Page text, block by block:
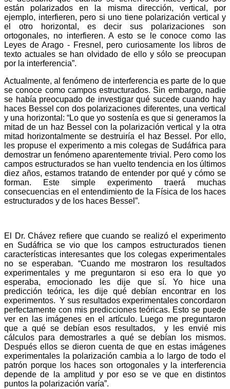
están polarizados en la misma dirección, vertical, por
ejemplo, interfieren, pero si uno tiene polarización vertical y
el otro horizontal, es decir sus polarizaciones son
ortogonales, no interfieren. A esto se le conoce como las
Leyes de Arago - Fresnel, pero curiosamente los libros de
texto actuales se han olvidado de ello y sólo se preocupan
por la interferencia”.
Actualmente, al fenómeno de interferencia es parte de lo que
se conoce como campos estructurados. Sin embargo, nadie
se había preocupado de investigar qué sucede cuando hay
haces Bessel con dos polarizaciones diferentes, una vertical
y una horizontal: “Lo que yo sostenía es que si generamos la
mitad de un haz Bessel con la polarización vertical y la otra
mitad horizontalmente se destruiría el haz Bessel. Por ello,
les propuse el experimento a mis colegas de Sudáfrica para
demostrar un fenómeno aparentemente trivial. Pero como los
campos estructurados se han vuelto tendencia en los últimos
diez años, estamos tratando de entender por qué y cómo se
forman. Este simple experimento traerá muchas
consecuencias en el entendimiento de la Física de los haces
estructurados y de los haces Bessel”.
El Dr. Chávez refiere que cuando se realizó el experimento
en Sudáfrica se vio que los campos estructurados tienen
características interesantes que los colegas experimentales
no se esperaban. “Cuando me mostraron los resultados
experimentales y me preguntaron si eso era lo que yo
esperaba, emocionado les dije que sí. Yo hice una
predicción teórica, les dije qué debían encontrar en los
experimentos. Y sus resultados experimentales concordaron
perfectamente con mis predicciones teóricas. Esto se puede
ver en las imágenes en el artículo. Luego me preguntaron
que a qué se debían esos resultados, y les envié mis
cálculos para demostrarles a qué se debían los mismos.
Después ellos se dieron cuenta de que en estas imágenes
experimentales la polarización cambia a lo largo de todo el
patrón porque los haces son ortogonales y la interferencia
depende de la amplitud y por eso se ve que en distintos
puntos la polarización varía”.